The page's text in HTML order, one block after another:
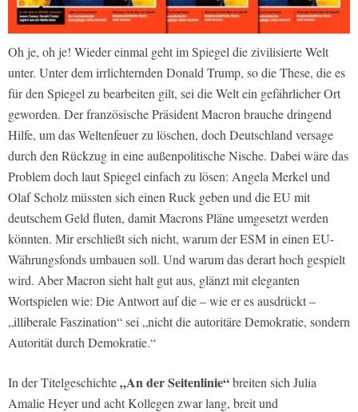
Oh je, oh je! Wieder einmal geht im Spiegel die zivilisierte Welt
unter. Unter dem irrlichternden Donald Trump, so die These, die es
für den Spiegel zu bearbeiten gilt, sei die Welt ein gefährlicher Ort
geworden. Der französische Präsident Macron brauche dringend
Hilfe, um das Weltenfeuer zu löschen, doch Deutschland versage
durch den Rückzug in eine außenpolitische Nische. Dabei wäre das
Problem doch laut Spiegel einfach zu lösen: Angela Merkel und
Olaf Scholz müssten sich einen Ruck geben und die EU mit
deutschem Geld fluten, damit Macrons Pläne umgesetzt werden
könnten. Mir erschließt sich nicht, warum der ESM in einen EU-
Währungsfonds umbauen soll. Und warum das derart hoch gespielt
wird. Aber Macron sieht halt gut aus, glänzt mit eleganten
Wortspielen wie: Die Antwort auf die – wie er es ausdrückt –
„illiberale Faszination“ sei „nicht die autoritäre Demokratie, sondern
Autorität durch Demokratie.“
In der Titelgeschichte„An der Seitenlinie“breiten sich Julia
Amalie Heyer und acht Kollegen zwar lang, breit und